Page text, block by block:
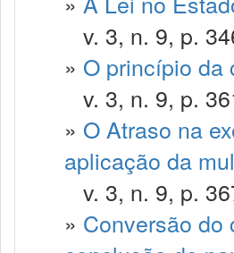
v. 3, n. 9, p.
» O princípio da
v. 3, n. 9, p.
» O Atraso na
aplicação da
v. 3, n. 9, p.
» Conversão do